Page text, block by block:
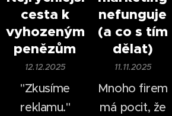
firma vytvořit
profesionálně
vypadající
desítek minut.
cesta k
vyhozeným
penězům
12.12.2025
"Zkusíme
reklamu."
nefunguje
(a co s tím
dělat)
11.11.2025
Mnoho firem
má pocit, že